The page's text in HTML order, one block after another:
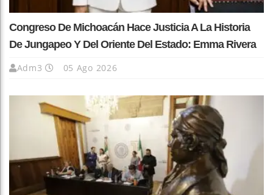
Congreso De Michoacán Hace Justicia A La Historia
De Jungapeo Y Del Oriente Del Estado: Emma Rivera
Adm3 05 Ago 2026